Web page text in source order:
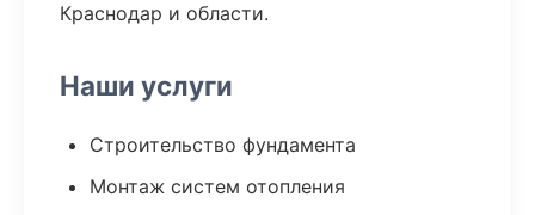
Краснодар и области.
Наши услуги
Строительство фундамента
Монтаж систем отопления